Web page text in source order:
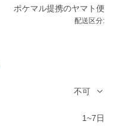
ポケマル提携のヤマト便
配送区分:
不可
1~7日